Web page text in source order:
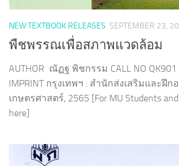
NEW TEXTBOOK RELEASES SEPTEMBER 23,
พืชพรรณเพื่อสภาพแวดล้อม
AUTHOR ณัฏฐ พิชกรรม CALL NO
IMPRINT กรุงเทพฯ : สำนักส่งเสริมและฝึ
เกษตรศาสตร์, 2565 [For MU Students
here]